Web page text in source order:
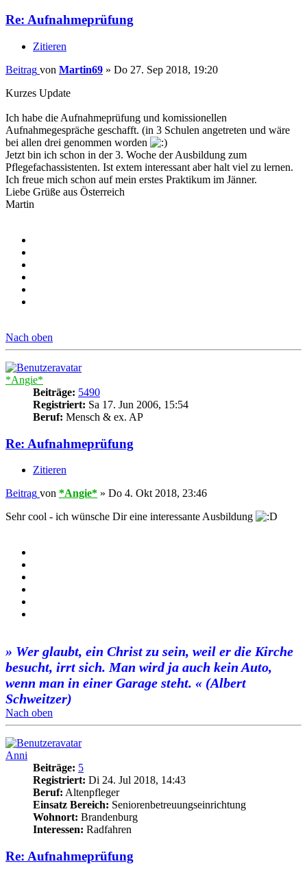
Re: Aufnahmeprüfung
Zitieren
Beitrag von Martin69 » Do 27. Sep 2018, 19:20
Kurzes Update
Ich habe die Aufnahmeprüfung und komissionellen
Aufnahmegespräche geschafft. (in 3 Schulen angetreten und wäre
bei allen drei genommen worden
Jetzt bin ich schon in der 3. Woche der Ausbildung zum
Pflegefachassistenten. Ist extem interessant aber halt viel zu lernen.
Ich freue mich schon auf mein erstes Praktikum im Jänner.
Liebe Grüße aus Österreich
Martin
Nach oben
*Angie*
Beiträge: 5490
Registriert: Sa 17. Jun 2006, 15:54
Beruf: Mensch & ex. AP
Re: Aufnahmeprüfung
Zitieren
Beitrag von *Angie* » Do 4. Okt 2018, 23:46
Sehr cool - ich wünsche Dir eine interessante Ausbildung
» Wer glaubt, ein Christ zu sein, weil er die Kirche
besucht, irrt sich. Man wird ja auch kein Auto,
wenn man in einer Garage steht. « (Albert
Schweitzer)
Nach oben
Anni
Beiträge: 5
Registriert: Di 24. Jul 2018, 14:43
Beruf: Altenpfleger
Einsatz Bereich: Seniorenbetreuungseinrichtung
Wohnort: Brandenburg
Interessen: Radfahren
Re: Aufnahmeprüfung